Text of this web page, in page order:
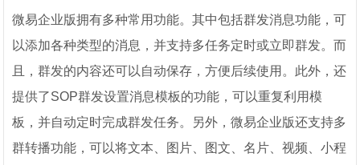
微易企业版拥有多种常用功能。其中包括群发消息功能，可
以添加各种类型的消息，并支持多任务定时或立即群发。而
且，群发的内容还可以自动保存，方便后续使用。此外，还
提供了SOP群发设置消息模板的功能，可以重复利用模
板，并自动定时完成群发任务。另外，微易企业版还支持多
群转播功能，可以将文本、图片、图文、名片、视频、小程